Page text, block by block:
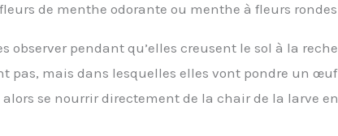
de menthe odorante ou menthe à fleurs rondes
observer pendant qu’elles creusent le sol à la
pas, mais dans lesquelles elles vont pondre un
se nourrir directement de la chair de la larve